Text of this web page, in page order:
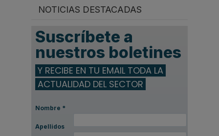
NOTICIAS DESTACADAS
Suscríbete a
nuestros boletines
Y RECIBE EN TU EMAIL TODA LA
ACTUALIDAD DEL SECTOR
Nombre *
Apellidos